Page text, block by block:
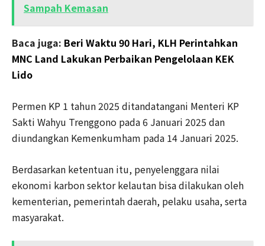
Sampah Kemasan
Baca juga: Beri Waktu 90 Hari, KLH Perintahkan
MNC Land Lakukan Perbaikan Pengelolaan KEK
Lido
Permen KP 1 tahun 2025 ditandatangani Menteri KP
Sakti Wahyu Trenggono pada 6 Januari 2025 dan
diundangkan Kemenkumham pada 14 Januari 2025.
Berdasarkan ketentuan itu, penyelenggara nilai
ekonomi karbon sektor kelautan bisa dilakukan oleh
kementerian, pemerintah daerah, pelaku usaha, serta
masyarakat.